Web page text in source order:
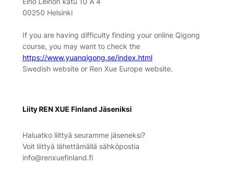
00250 Helsinki
If you are having difficulty finding your online Qigong
course, you may want to check the
https://www.yuanqigong.se/index.html
Swedish website or Ren Xue Europe website.
Liity REN XUE Finland Jäseniksi
Haluatko liittyä seuramme jäseneksi?
Voit liittyä lähettämällä sähköpostia
info@renxuefinland.fi